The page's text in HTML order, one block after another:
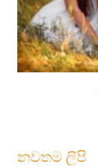
නවතම ලිපි